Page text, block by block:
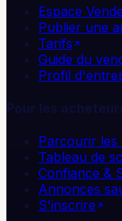
Espace
Publier une
Tarifs
Guide du
Profil
Pour les
Parcourir les
Tableau de
Confiance &
Annonces
S'inscrire